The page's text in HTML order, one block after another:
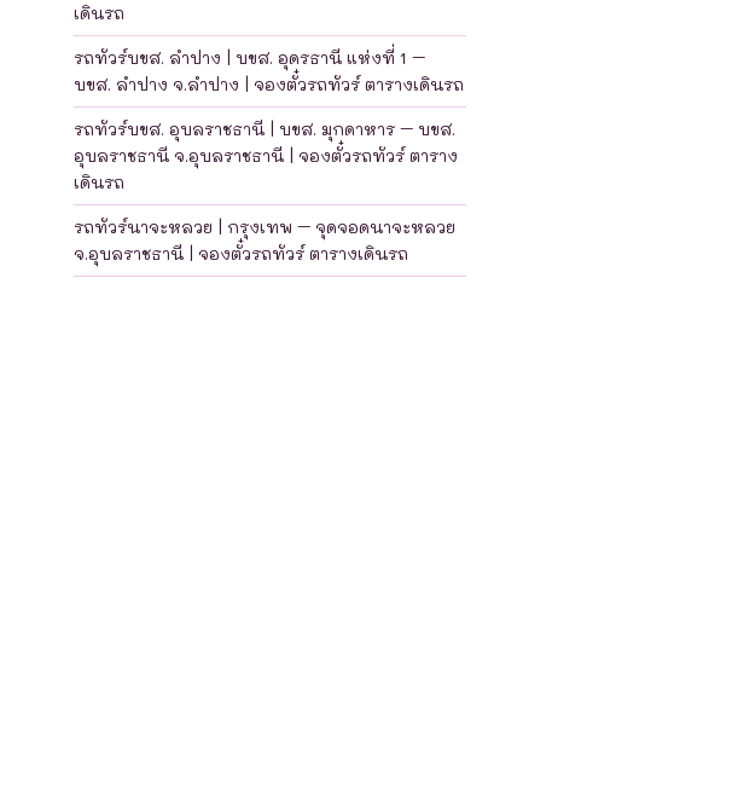
เดินรถ
รถทัวร์บขส. ลำปาง | บขส. อุดรธานี แห่งที่ 1 –
บขส. ลำปาง จ.ลำปาง | จองตั๋วรถทัวร์ ตารางเดินรถ
รถทัวร์บขส. อุบลราชธานี | บขส. มุกดาหาร – บขส.
อุบลราชธานี จ.อุบลราชธานี | จองตั๋วรถทัวร์ ตาราง
เดินรถ
รถทัวร์นาจะหลวย | กรุงเทพ – จุดจอดนาจะหลวย
จ.อุบลราชธานี | จองตั๋วรถทัวร์ ตารางเดินรถ